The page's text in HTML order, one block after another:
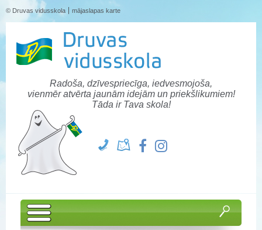
© Druvas vidusskola mājaslapas karte
Radoša, dzīvespriecīga, iedvesmojoša,
vienmēr atvērta jaunām idejām un priekšlikumiem!
Tāda ir Tava skola!